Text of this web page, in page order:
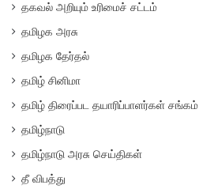
தகவல் அறியும் உரிமைச் சட்டம்
தமிழக அரசு
தமிழக தேர்தல்
தமிழ் சினிமா
தமிழ் திரைப்பட தயாரிப்பாளர்கள் சங்கம்
தமிழ்நாடு
தமிழ்நாடு அரசு செய்திகள்
தீ விபத்து